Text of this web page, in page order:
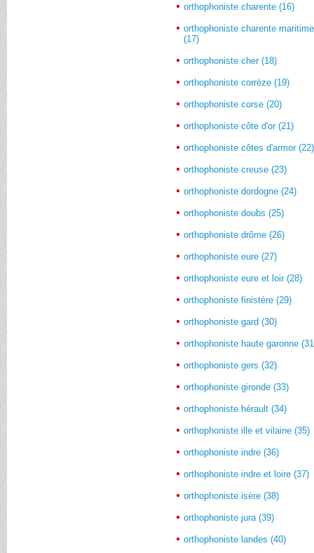
orthophoniste charente (16)
orthophoniste charente maritime
(17)
orthophoniste cher (18)
orthophoniste corrèze (19)
orthophoniste corse (20)
orthophoniste côte d'or (21)
orthophoniste côtes d'armor (22)
orthophoniste creuse (23)
orthophoniste dordogne (24)
orthophoniste doubs (25)
orthophoniste drôme (26)
orthophoniste eure (27)
orthophoniste eure et loir (28)
orthophoniste finistère (29)
orthophoniste gard (30)
orthophoniste haute garonne
orthophoniste gers (32)
orthophoniste gironde (33)
orthophoniste hérault (34)
orthophoniste ille et vilaine (35)
orthophoniste indre (36)
orthophoniste indre et loire (37)
orthophoniste isère (38)
orthophoniste jura (39)
orthophoniste landes (40)